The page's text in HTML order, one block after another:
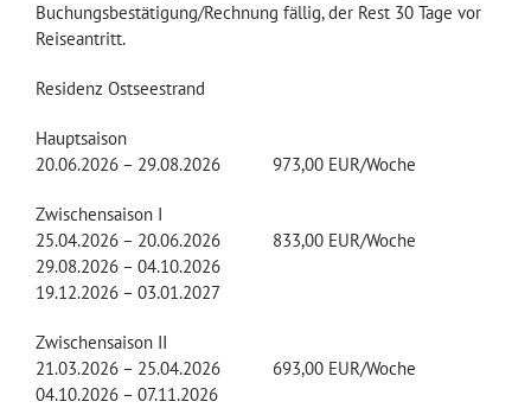
Buchungsbestätigung/Rechnung fällig, der Rest 30 Tage vor
Reiseantritt.
Residenz Ostseestrand
Hauptsaison
20.06.2026 – 29.08.2026 973,00 EUR/Woche
Zwischensaison I
25.04.2026 – 20.06.2026 833,00 EUR/Woche
29.08.2026 – 04.10.2026
19.12.2026 – 03.01.2027
Zwischensaison II
21.03.2026 – 25.04.2026 693,00 EUR/Woche
04.10.2026 – 07.11.2026